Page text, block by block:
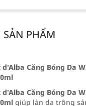
PHẨM
Căng Bóng Da
Căng Bóng Da
giúp làn da trông